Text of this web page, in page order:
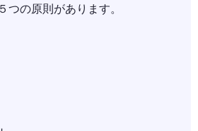
つの原則があります。